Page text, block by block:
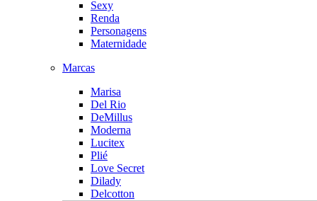
Sexy
Renda
Personagens
Maternidade
Marcas
Marisa
Del Rio
DeMillus
Moderna
Lucitex
Plié
Love Secret
Dilady
Delcotton